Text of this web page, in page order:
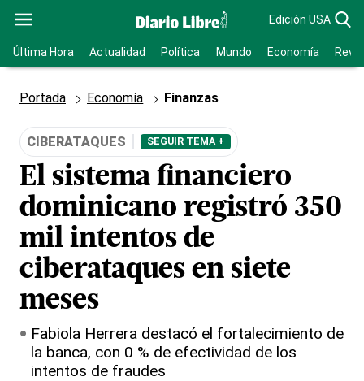
Edición USA
Última Hora Actualidad Política Mundo Economía
Portada Economía Finanzas
CIBERATAQUES SEGUIR TEMA +
El sistema financiero
dominicano registró 350
mil intentos de
ciberataques en siete
meses
Fabiola Herrera destacó el fortalecimiento de
la banca, con 0 % de efectividad de los
intentos de fraudes